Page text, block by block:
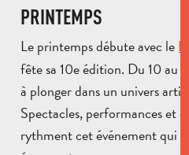
PRINTEMPS
Le printemps débute avec le
fête sa 10e édition. Du 10 au
à plonger dans un univers
Spectacles, performances et
rythment cet événement qui